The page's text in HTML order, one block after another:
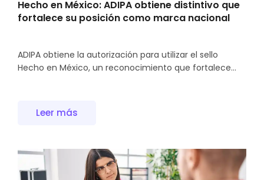
Hecho en México: ADIPA obtiene distintivo que
fortalece su posición como marca nacional
ADIPA obtiene la autorización para utilizar el sello
Hecho en México, un reconocimiento que fortalece...
Leer más